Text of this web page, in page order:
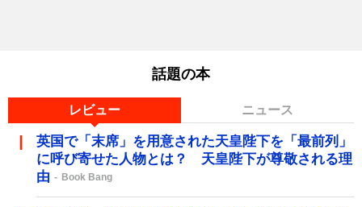
話題の本
レビュー ニュース
英国で「末席」を用意された天皇陛下を「最前列」
に呼び寄せた人物とは？ 天皇陛下が尊敬される理
由
Book Bang